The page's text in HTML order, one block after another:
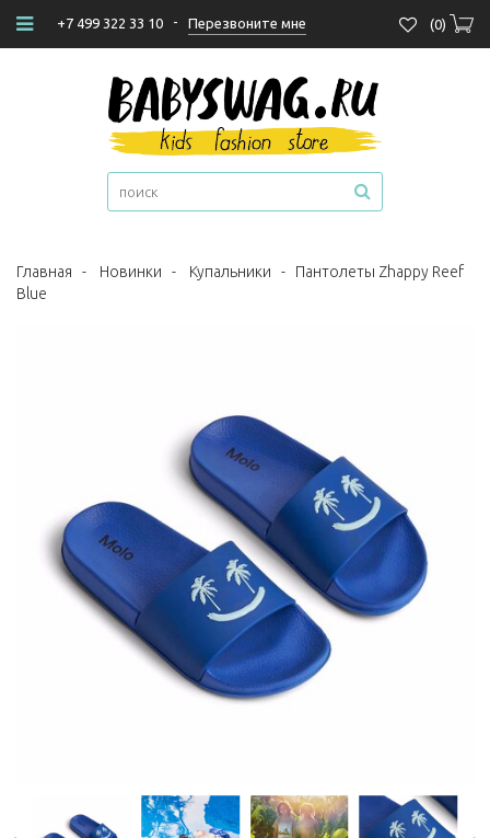
+7 499 322 33 10 - Перезвоните мне (0)
Главная - Новинки - Купальники - Пантолеты Zhappy Reef
Blue